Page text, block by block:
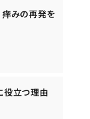
みの再発を
役立つ理由